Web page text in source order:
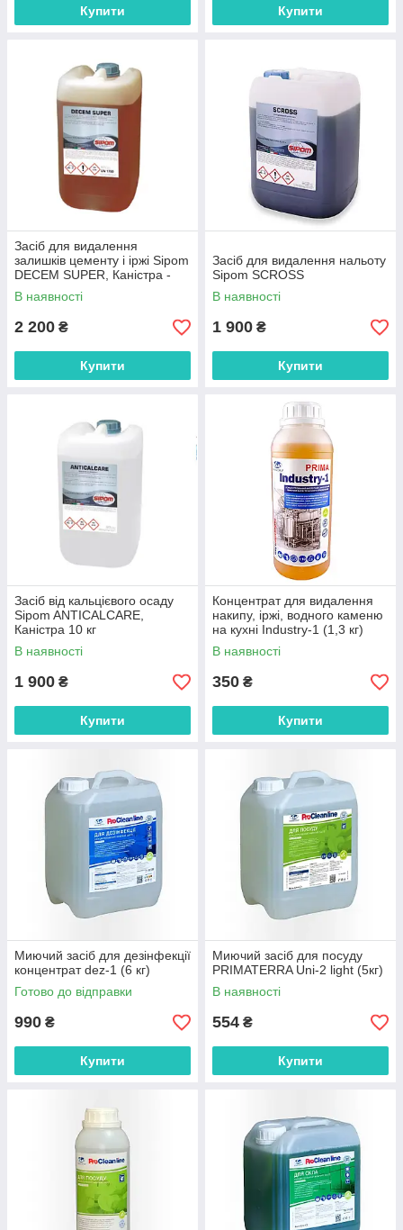
Купити Купити
Засіб для видалення
залишків цементу і іржі Sipom
DECEM SUPER, Каністра -
12кг
В наявності
2 200 ₴
Купити
Засіб для видалення нальоту
Sipom SCROSS
В наявності
1 900 ₴
Купити
Засіб від кальцієвого осаду
Sipom ANTICALCARE,
Каністра 10 кг
В наявності
1 900 ₴
Купити
Концентрат для видалення
накипу, іржі, водного каменю
на кухні Industry-1 (1,3 кг)
В наявності
350 ₴
Купити
Миючий засіб для дезінфекції
концентрат dez-1 (6 кг)
Готово до відправки
990 ₴
Купити
Миючий засіб для посуду
PRIMATERRA Uni-2 light (5кг)
В наявності
554 ₴
Купити